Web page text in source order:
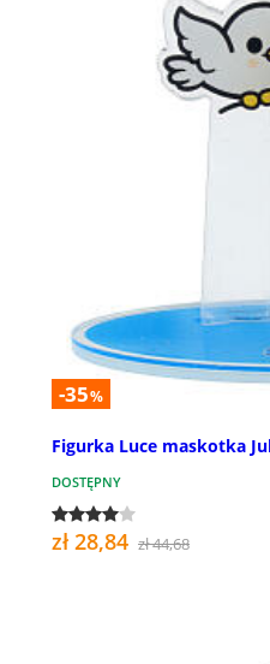
-35%
Figurka Luce maskotka
DOSTĘPNY
zł 28,84 zł 44,68